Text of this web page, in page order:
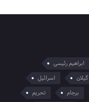
ابراهیم رئیسی
اسرائیل
برجام
تحریم